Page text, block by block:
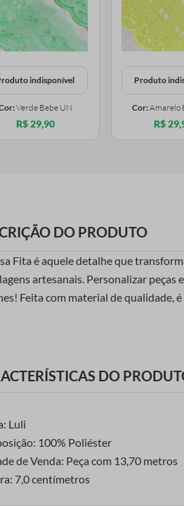
indisponível
Verde Bebe UN
R$ 29,90
Produto
Cor:Amarelo
R$
DO PRODUTO
Fita é aquele detalhe que
artesanais. Personalizar
Feita com material de qualidade,
DO
Luli
100% Poliéster
de Venda: Peça com 13,70 metros
7,0 centímetros